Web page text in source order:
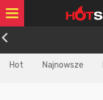
Hot Najnowsze